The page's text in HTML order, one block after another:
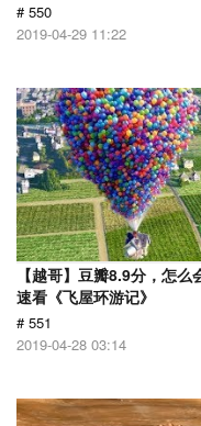
# 550
2019-04-29 11:22
【越哥】豆瓣8.9分，怎
速看《飞屋环游记》
# 551
2019-04-28 03:14